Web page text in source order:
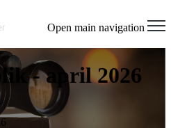
Open main navigation
- april 2026